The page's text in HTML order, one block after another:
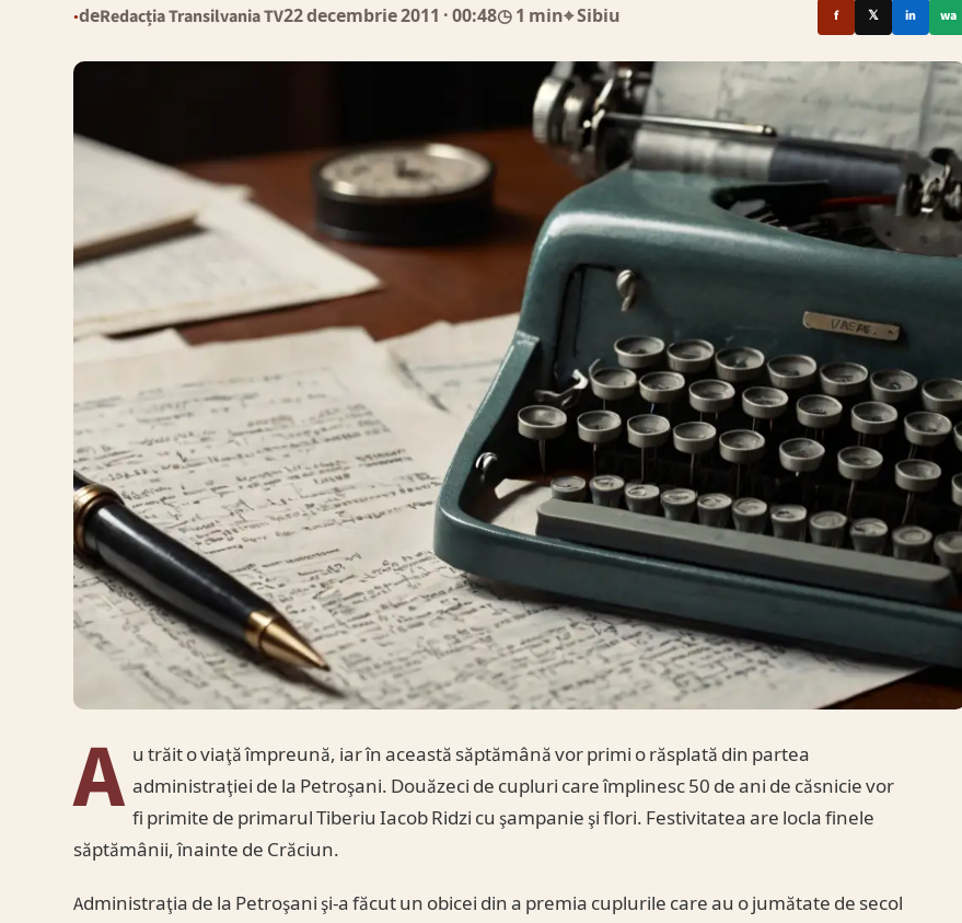
●deRedacția Transilvania TV22 decembrie 2011 · 00:48◷ 1 min⌖ Sibiu f 𝕏 in wa
A u trăit o viaţă împreună, iar în această săptămână vor primi o răsplată din partea
administraţiei de la Petroşani. Douăzeci de cupluri care împlinesc 50 de ani de căsnicie vor
fi primite de primarul Tiberiu Iacob Ridzi cu şampanie şi flori. Festivitatea are locla finele
săptămânii, înainte de Crăciun.
Administraţia de la Petroşani şi-a făcut un obicei din a premia cuplurile care au o jumătate de secol